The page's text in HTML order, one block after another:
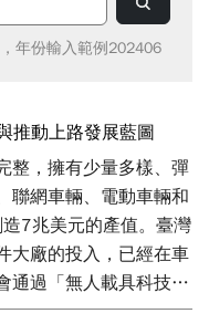
年份輸入範例202406
推動上路發展藍圖
整，擁有少量多樣、彈
聯網車輛、電動車輛和
7兆美元的產值。臺灣
大廠的投入，已經在車
通過「無人載具科技創
2019年三讀通過，從